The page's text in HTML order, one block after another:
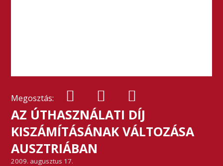
Megosztás:
AZ ÚTHASZNÁLATI DÍJ
KISZÁMÍTÁSÁNAK VÁLTOZÁSA
AUSZTRIÁBAN
2009. augusztus 17.